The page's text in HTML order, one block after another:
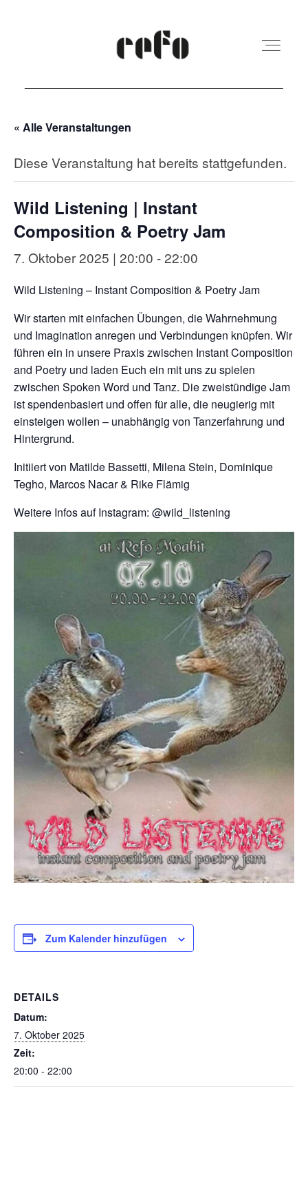
REFO Moabit
Terminkalender
Kita
Kontakt
« Alle Veranstaltungen
Diese Veranstaltung hat bereits stattgefunden.
Wild Listening | Instant
Composition & Poetry Jam
7. Oktober 2025 | 20:00 -22:00
Wild Listening – Instant Composition & Poetry Jam
Wir starten mit einfachen Übungen, die Wahrnehmung
und Imagination anregen und Verbindungen knüpfen. Wir
führen ein in unsere Praxis zwischen Instant Composition
and Poetry und laden Euch ein mit uns zu spielen
zwischen Spoken Word und Tanz. Die zweistündige Jam
ist spendenbasiert und offen für alle, die neugierig mit
einsteigen wollen – unabhängig von Tanzerfahrung und
Hintergrund.
Initiiert von Matilde Bassetti, Milena Stein, Dominique
Tegho, Marcos Nacar & Rike Flämig
Weitere Infos auf Instagram: @wild_listening
Zum Kalender hinzufügen
DETAILS
Datum:
7. Oktober 2025
Zeit:
20:00 - 22:00